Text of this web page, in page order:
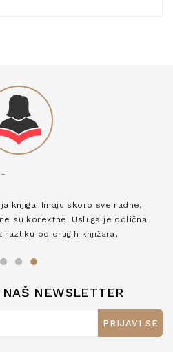
-
knjiga. Imaju skoro sve radne,
su korektne. Usluga je odlična
razliku od drugih knjižara,
NEWSLETTER
PRIJAVI SE